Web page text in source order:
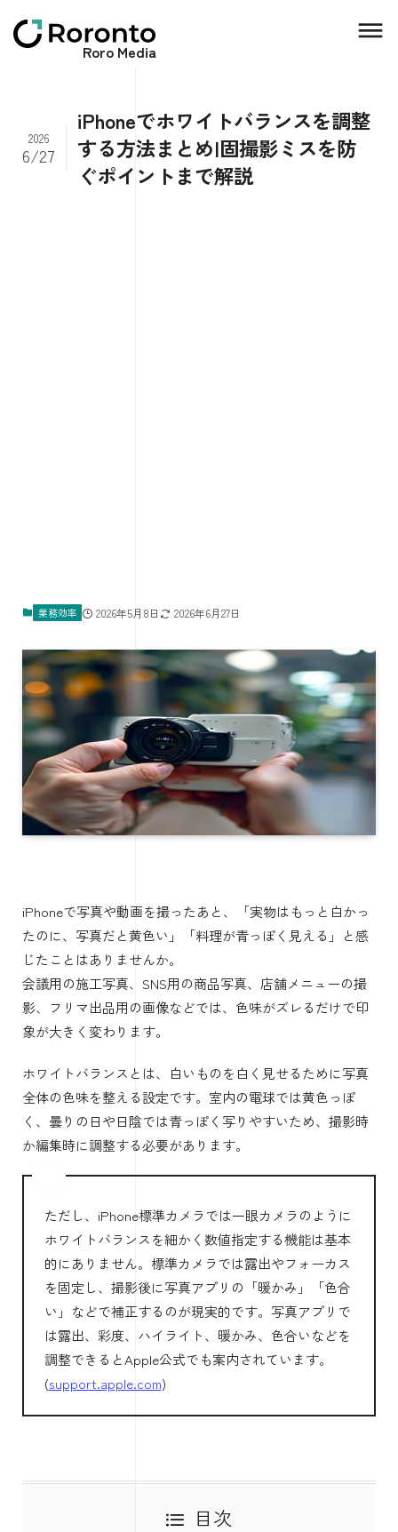
Roro Media
iPhoneでホワイトバランスを調整
する方法まとめ|固撮影ミスを防
ぐポイントまで解説
2026
6/27
業務効率 2026年5月8日 2026年6月27日
iPhoneで写真や動画を撮ったあと、「実物はもっと白かっ
たのに、写真だと黄色い」「料理が青っぽく見える」と感
じたことはありませんか。
会議用の施工写真、SNS用の商品写真、店舗メニューの撮
影、フリマ出品用の画像などでは、色味がズレるだけで印
象が大きく変わります。
ホワイトバランスとは、白いものを白く見せるために写真
全体の色味を整える設定です。室内の電球では黄色っぽ
く、曇りの日や日陰では青っぽく写りやすいため、撮影時
か編集時に調整する必要があります。
ただし、iPhone標準カメラでは一眼カメラのように
ホワイトバランスを細かく数値指定する機能は基本
的にありません。標準カメラでは露出やフォーカス
を固定し、撮影後に写真アプリの「暖かみ」「色合
い」などで補正するのが現実的です。写真アプリで
は露出、彩度、ハイライト、暖かみ、色合いなどを
調整できるとApple公式でも案内されています。
(support.apple.com)
目次